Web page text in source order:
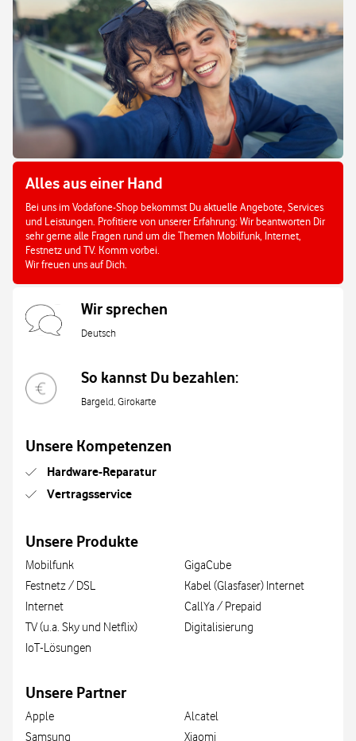
Alles aus einer Hand
Bei uns im Vodafone-Shop bekommst Du aktuelle Angebote, Services
und Leistungen. Profitiere von unserer Erfahrung: Wir beantworten Dir
sehr gerne alle Fragen rund um die Themen Mobilfunk, Internet,
Festnetz und TV. Komm vorbei.
Wir freuen uns auf Dich.
Wir sprechen
Deutsch
So kannst Du bezahlen:
Bargeld, Girokarte
Unsere Kompetenzen
Hardware-Reparatur
Vertragsservice
Unsere Produkte
Mobilfunk
Festnetz / DSL
Internet
TV (u.a. Sky und Netflix)
IoT-Lösungen
GigaCube
Kabel (Glasfaser) Internet
CallYa / Prepaid
Digitalisierung
Unsere Partner
Apple
Samsung
Alcatel
Xiaomi